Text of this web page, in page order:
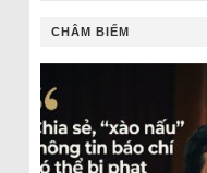
CHÂM BIẾM